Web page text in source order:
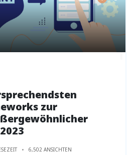
zur
6,502 ANSICHTEN